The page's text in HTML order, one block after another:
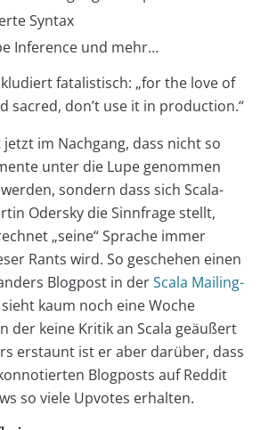
Syntax
Inference und mehr…
fatalistisch: „for the love of
sacred, don’t use it in production.“
im Nachgang, dass nicht so
unter die Lupe genommen
sondern dass sich Scala-
Odersky die Sinnfrage stellt,
„seine“ Sprache immer
Rants wird. So geschehen einen
Blogpost in derScala Mailing-
kaum noch eine Woche
der keine Kritik an Scala geäußert
erstaunt ist er aber darüber, dass
Blogposts auf Reddit
so viele Upvotes erhalten.